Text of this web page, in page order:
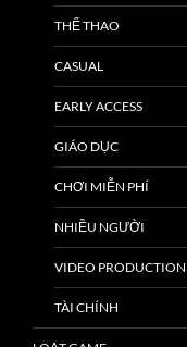
THỂ THAO
CASUAL
EARLY ACCESS
GIÁO DỤC
CHƠI MIỄN PHÍ
NHIỀU NGƯỜI
VIDEO PRODUCTION
TÀI CHÍNH